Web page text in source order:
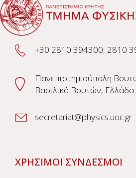
+30 2810 394300, 2810
Πανεπιστημιούπολη
Βασιλικά Βουτών, Ελλάδα
secretariat@physics.uoc.gr
ΧΡΗΣΙΜΟΙ ΣΥΝΔΕΣΜΟΙ